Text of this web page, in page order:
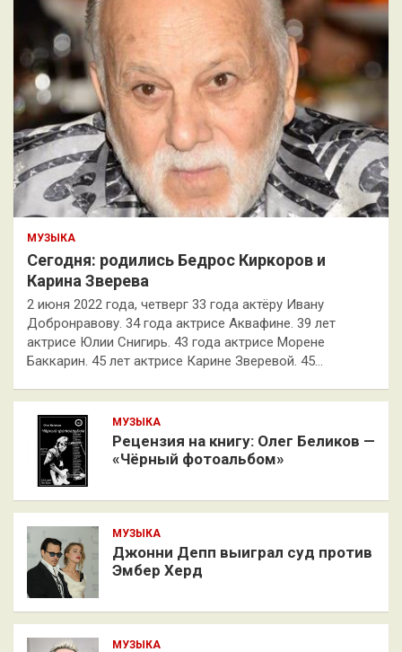
МУЗЫКА
Сегодня: родились Бедрос Киркоров и
Карина Зверева
2 июня 2022 года, четверг 33 года актёру Ивану
Добронравову. 34 года актрисе Аквафине. 39 лет
актрисе Юлии Снигирь. 43 года актрисе Морене
Баккарин. 45 лет актрисе Карине Зверевой. 45…
МУЗЫКА
Рецензия на книгу: Олег Беликов —
«Чёрный фотоальбом»
МУЗЫКА
Джонни Депп выиграл суд против
Эмбер Херд
МУЗЫКА